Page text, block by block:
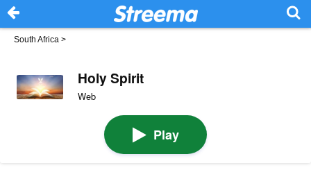
South Africa >
Holy Spirit
Web
Play